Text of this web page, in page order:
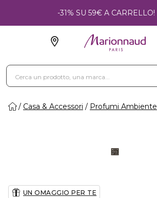
-31% SU 59€ A CARRELLO!
Casa & Accessori Profumi Ambiente
UN OMAGGIO PER TE